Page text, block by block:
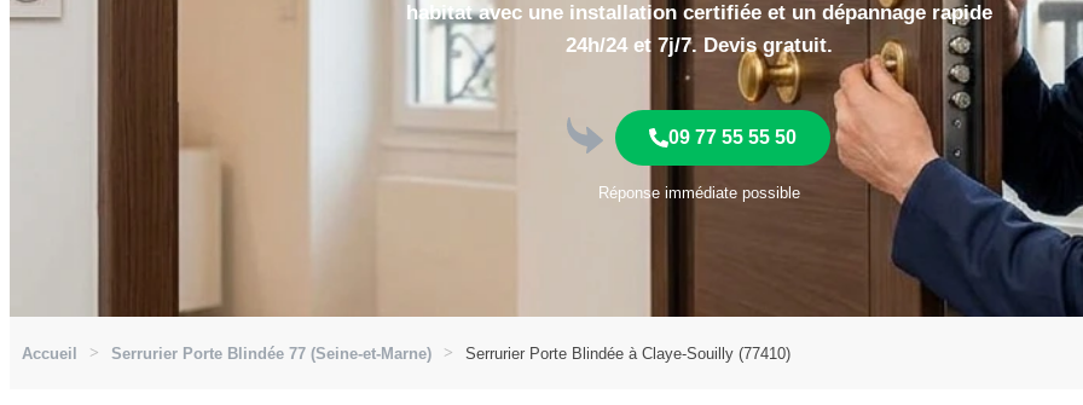
habitat avec une installation certifiée et un dépannage rapide
24h/24 et 7j/7. Devis gratuit.
09 77 55 55 50
Réponse immédiate possible
Accueil Serrurier Porte Blindée 77 (Seine-et-Marne) Serrurier Porte Blindée à Claye-Souilly (77410)